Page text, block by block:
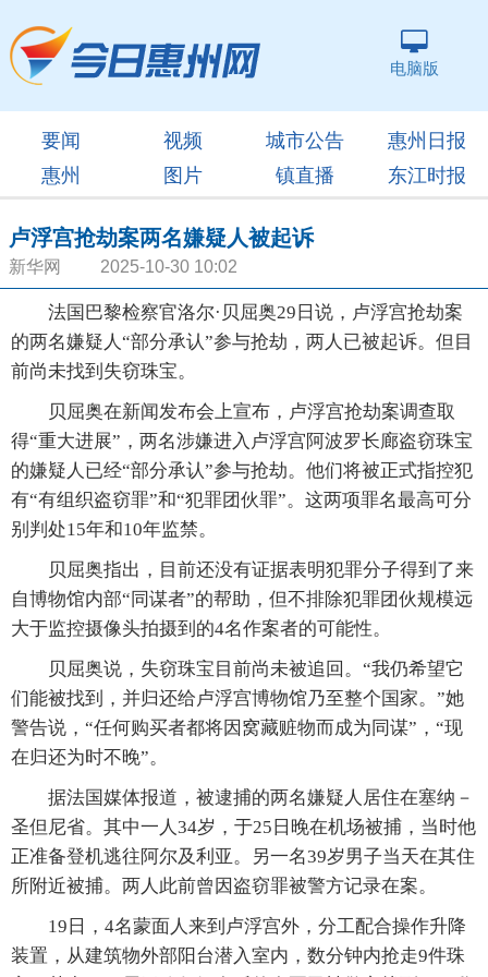
电脑版
要闻 视频 城市公告
惠州日报
惠州
图片 镇直播 东江时报
卢浮宫抢劫案两名嫌疑人被起诉
新华网 2025-10-30 10:02
法国巴黎检察官洛尔·贝屈奥29日说，卢浮宫抢劫案
的两名嫌疑人“部分承认”参与抢劫，两人已被起诉。但目
前尚未找到失窃珠宝。
贝屈奥在新闻发布会上宣布，卢浮宫抢劫案调查取
得“重大进展”，两名涉嫌进入卢浮宫阿波罗长廊盗窃珠宝
的嫌疑人已经“部分承认”参与抢劫。他们将被正式指控犯
有“有组织盗窃罪”和“犯罪团伙罪”。这两项罪名最高可分
别判处15年和10年监禁。
贝屈奥指出，目前还没有证据表明犯罪分子得到了来
自博物馆内部“同谋者”的帮助，但不排除犯罪团伙规模远
大于监控摄像头拍摄到的4名作案者的可能性。
贝屈奥说，失窃珠宝目前尚未被追回。“我仍希望它
们能被找到，并归还给卢浮宫博物馆乃至整个国家。”她
警告说，“任何购买者都将因窝藏赃物而成为同谋”，“现
在归还为时不晚”。
据法国媒体报道，被逮捕的两名嫌疑人居住在塞纳－
圣但尼省。其中一人34岁，于25日晚在机场被捕，当时他
正准备登机逃往阿尔及利亚。另一名39岁男子当天在其住
所附近被捕。两人此前曾因盗窃罪被警方记录在案。
19日，4名蒙面人来到卢浮宫外，分工配合操作升降
装置，从建筑物外部阳台潜入室内，数分钟内抢走9件珠